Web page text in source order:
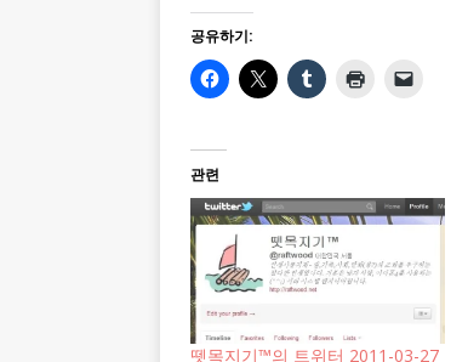
공유하기:
관련
뗏목지기™의 트위터 2011-03-27